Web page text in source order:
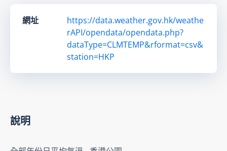
網址
https://data.weather.gov.hk/weathe
rAPI/opendata/opendata.php?
dataType=CLMTEMP&rformat=csv&
station=HKP
說明